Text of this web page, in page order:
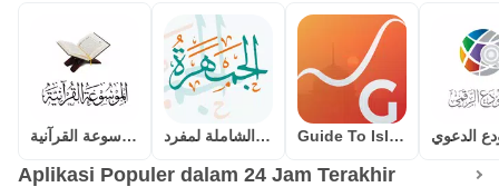
الموسوعة القرآنية الجمهرة(الموسوعة الشاملة لمفرد Guide To Islam الدعوي
Aplikasi Populer dalam 24 Jam Terakhir